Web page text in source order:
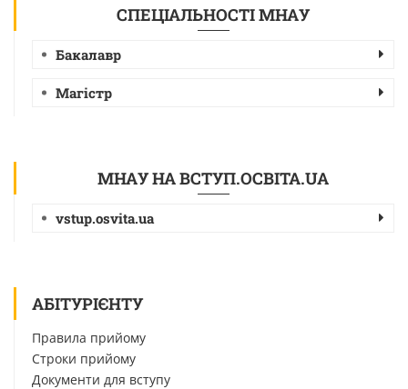
СПЕЦІАЛЬНОСТІ МНАУ
Бакалавр
Магістр
МНАУ НА ВСТУП.ОСВІТА.UA
vstup.osvita.ua
АБІТУРІЄНТУ
Правила прийому
Строки прийому
Документи для вступу